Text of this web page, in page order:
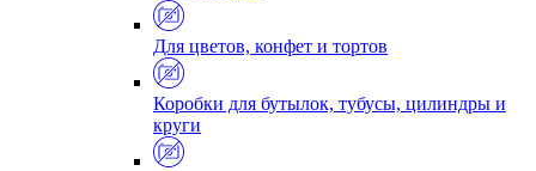
Для цветов, конфет и тортов
Коробки для бутылок, тубусы, цилиндры и
круги